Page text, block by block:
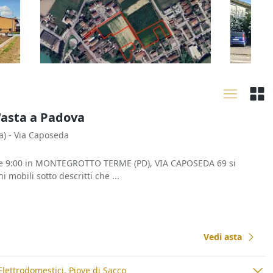
12.973 mq
Vigodarzere (Padova)
79.488 €
15/09/2026 22/
a Padova
- Via Caposeda
in MONTEGROTTO TERME (PD), VIA CAPOSEDA 69 si
mobili sotto descritti che ...
Vedi asta
Piove di Sacco